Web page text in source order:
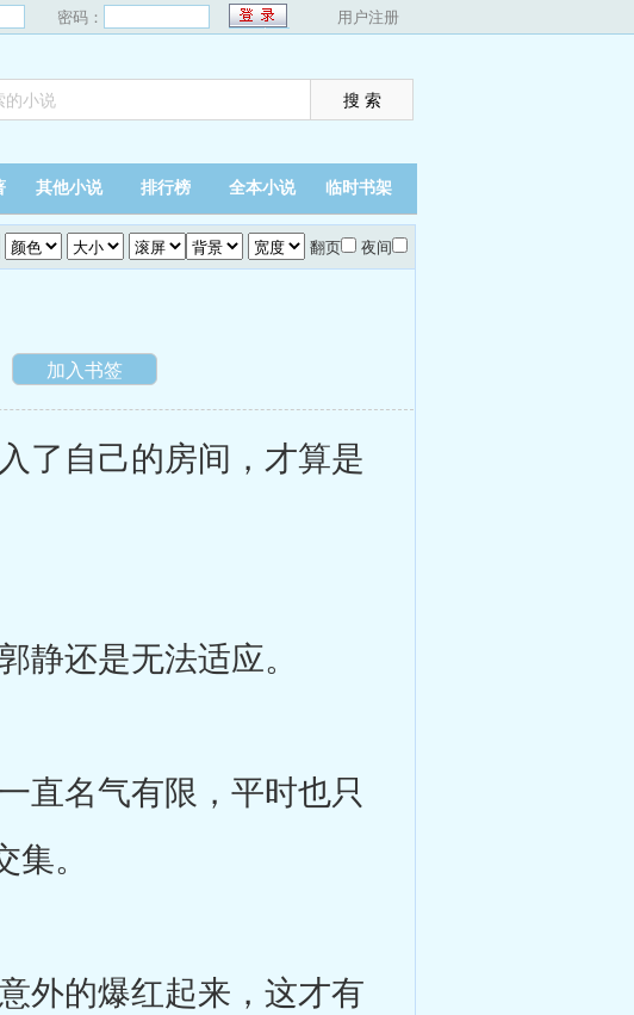
密码： 用户注册
其他小说 排行榜 全本小说 临时书架
翻页 夜间
加入书签
自己的房间，才算是
还是无法适应。
名气有限，平时也只
。
的爆红起来，这才有